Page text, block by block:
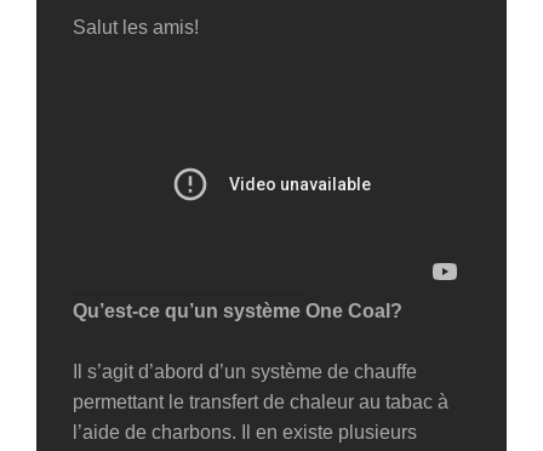
Salut les amis!
Qu’est-ce qu’un système One Coal?
Il s’agit d’abord d’un système de chauffe
permettant le transfert de chaleur au tabac à
l’aide de charbons. Il en existe plusieurs